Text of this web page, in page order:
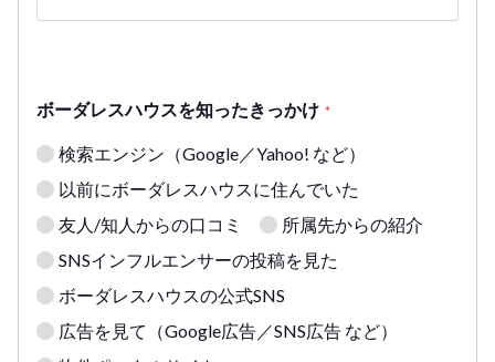
ボーダレスハウスを知ったきっかけ *
検索エンジン（Google／Yahoo! など）
以前にボーダレスハウスに住んでいた
友人/知人からの口コミ
所属先からの紹介
SNSインフルエンサーの投稿を見た
ボーダレスハウスの公式SNS
広告を見て（Google広告／SNS広告 など）